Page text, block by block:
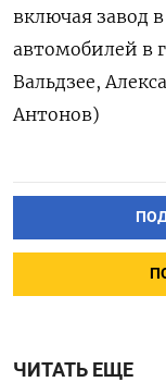
включая завод
автомобилей в
Вальдзее,
Антонов)
ЧИТАТЬ ЕЩЕ